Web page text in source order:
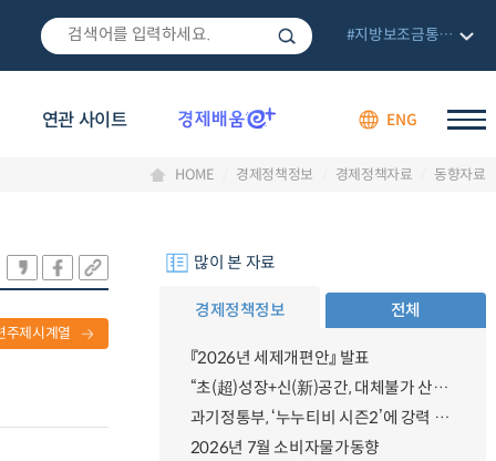
연관 사이트 ENG
#지방보조금통합관리망
HOME 경제정책정보 경제정책자료 동향자료
주제시계열
많이 본 자료
경제정책정보 전체
『2026년 세제개편안』 발표
“초(超)성장+신(新)공간, 대체불가 산업강국”
과기정통부, ‘누누티비 시즌2’에 강력 대응 의지 밝혀
2026년 7월 소비자물가동향